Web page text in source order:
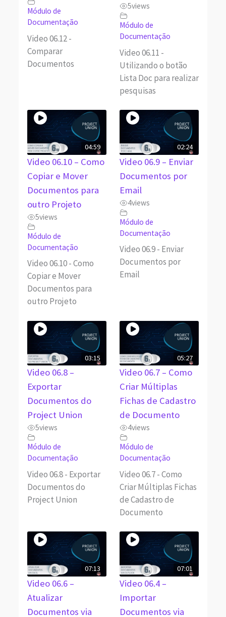
Módulo de
Documentação
Video 06.12 -
Comparar
Documentos
5views
Módulo de
Documentação
Video 06.11 -
Utilizando o botão
Lista Doc para realizar
pesquisas
04:59
Video 06.10 – Como
Copiar e Mover
Documentos para
outro Projeto
5views
Módulo de
Documentação
Video 06.10 - Como
Copiar e Mover
Documentos para
outro Projeto
02:24
Video 06.9 – Enviar
Documentos por
Email
4views
Módulo de
Documentação
Video 06.9 - Enviar
Documentos por
Email
03:15
Video 06.8 –
Exportar
Documentos do
Project Union
5views
Módulo de
Documentação
Video 06.8 - Exportar
Documentos do
Project Union
05:27
Video 06.7 – Como
Criar Múltiplas
Fichas de Cadastro
de Documento
4views
Módulo de
Documentação
Video 06.7 - Como
Criar Múltiplas Fichas
de Cadastro de
Documento
07:13
Video 06.6 –
Atualizar
Documentos via
07:01
Video 06.4 –
Importar
Documentos via